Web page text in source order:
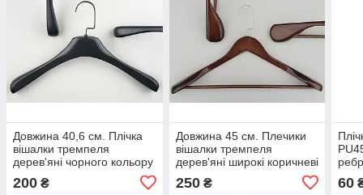
Довжина 40,6 см. Плічка
вішалки тремпеля
дерев'яні чорного кольору
200 ₴
Довжина 45 см. Плечики
вішалки тремпеля
дерев'яні широкі коричневі
кольори з багатошаровим
покриттям лаком.
250₴
45
60